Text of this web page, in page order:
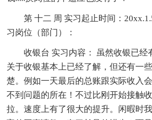
第 十二 周 实习起止时间：
习岗位（部门）：
收银台 实习内容： 虽然收银已经
关于收银基本上已经了解，但还有一
楚。例如一天最后的总账跟实际收入
不到问题的所在！不过比刚开始接触
拉。速度上有了很大的提升。闲暇时